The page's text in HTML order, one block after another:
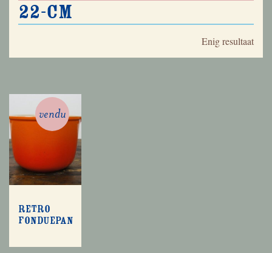
22-cm
Enig resultaat
Retro
fonduepan
vendu